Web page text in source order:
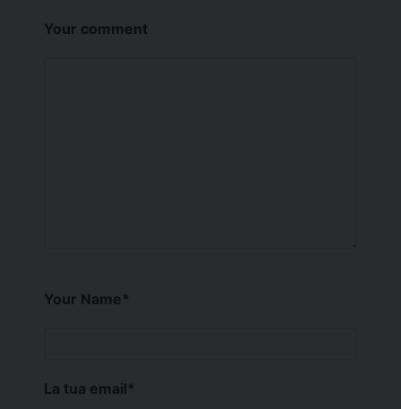
Your comment
Your Name*
La tua email*